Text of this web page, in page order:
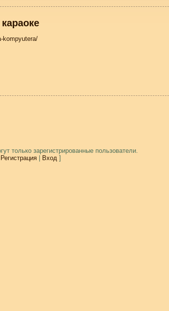
kompyutera/
только зарегистрированные пользователи.
Регистрация| Вход]